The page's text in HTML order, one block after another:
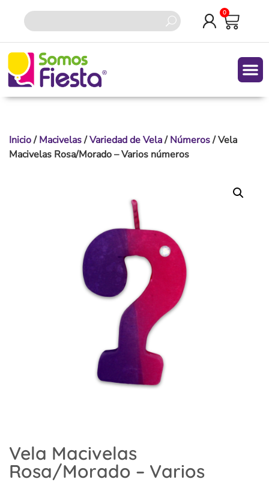
0
Inicio/Macivelas/Variedad de Vela/Números/ Vela
Macivelas Rosa/Morado – Varios números
Vela Macivelas
Rosa/Morado – Varios